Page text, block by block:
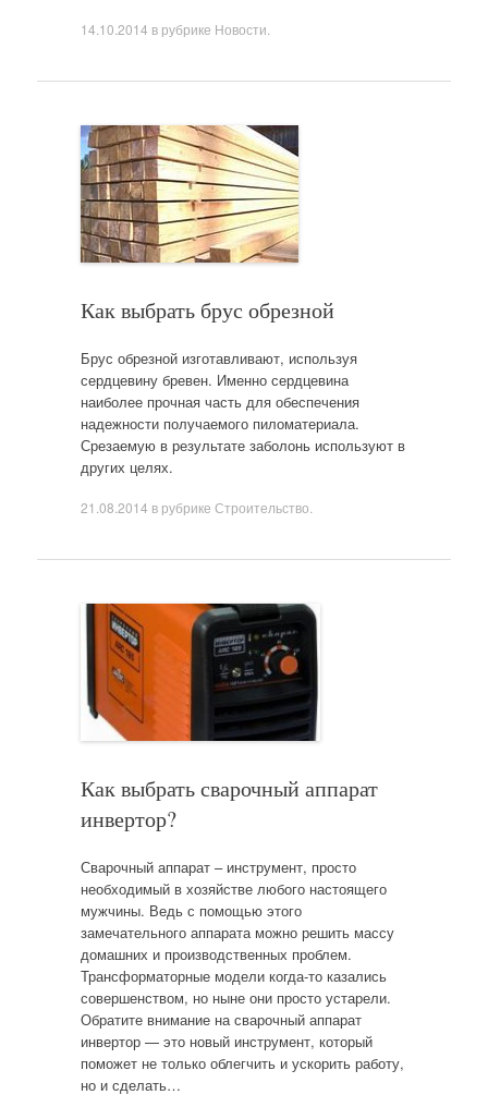
14.10.2014 в рубрике Новости
Как выбрать брус обрезной
Брус обрезной изготавливают, используя
сердцевину бревен. Именно сердцевина
наиболее прочная часть для обеспечения
надежности получаемого пиломатериала.
Срезаемую в результате заболонь используют в
других целях.
21.08.2014 в рубрике Строительство
Как выбрать сварочный аппарат
инвертор?
Сварочный аппарат – инструмент, просто
необходимый в хозяйстве любого настоящего
мужчины. Ведь с помощью этого
замечательного аппарата можно решить массу
домашних и производственных проблем.
Трансформаторные модели когда-то казались
совершенством, но ныне они просто устарели.
Обратите внимание на сварочный аппарат
инвертор — это новый инструмент, который
поможет не только облегчить и ускорить работу,
но и сделать…